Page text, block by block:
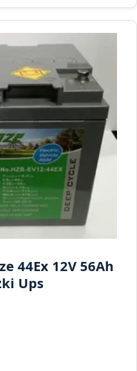
44Ex 12V 56Ah
Ups